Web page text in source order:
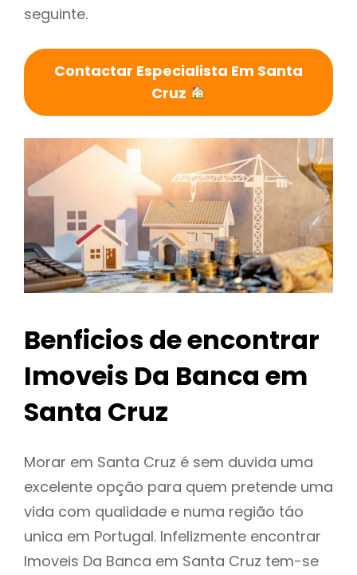
seguinte.
Contactar Especialista Em Santa
Cruz
Benficios de encontrar
Imoveis Da Banca em
Santa Cruz
Morar em Santa Cruz é sem duvida uma
excelente opção para quem pretende uma
vida com qualidade e numa região táo
unica em Portugal. Infelizmente encontrar
Imoveis Da Banca em Santa Cruz tem-se